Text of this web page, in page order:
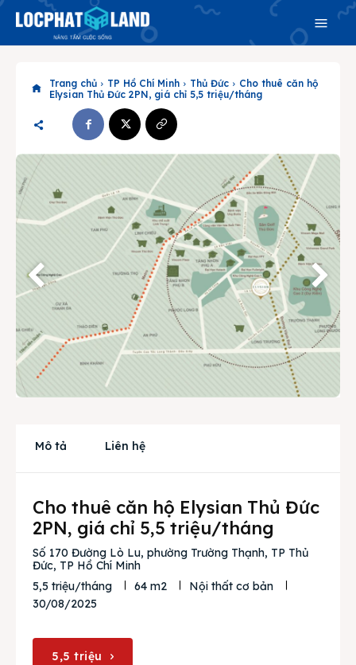
Search
Search
Phiên bản cập nhật V3
& tìm kiếm nhanh chóng hơn
Trang chủ
Dự án
Mua bán
Cho thuê
Liên hệ
Search
Trang chủ TP Hồ Chí Minh Thủ Đức
Cho thuê căn hộ
Elysian Thủ Đức 2PN, giá chỉ 5,5 triệu/tháng
Mô tả Liên hệ
Cho thuê căn hộ Elysian Thủ Đức
2PN, giá chỉ 5,5 triệu/tháng
Số 170 Đường Lò Lu, phường Trường Thạnh, TP Thủ
Đức, TP Hồ Chí Minh
5,5 triệu/tháng
64 m2
Nội thất cơ bản
30/08/2025
5,5 triệu